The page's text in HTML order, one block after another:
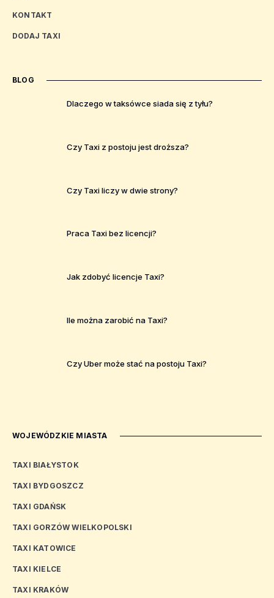
KONTAKT
DODAJ TAXI
BLOG
Dlaczego w taksówce siada się z tyłu?
Czy Taxi z postoju jest droższa?
Czy Taxi liczy w dwie strony?
Praca Taxi bez licencji?
Jak zdobyć licencje Taxi?
Ile można zarobić na Taxi?
Czy Uber może stać na postoju Taxi?
WOJEWÓDZKIE MIASTA
TAXI BIAŁYSTOK
TAXI BYDGOSZCZ
TAXI GDAŃSK
TAXI GORZÓW WIELKOPOLSKI
TAXI KATOWICE
TAXI KIELCE
TAXI KRAKÓW